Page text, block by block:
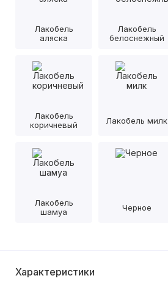
Лакобель
аляска
Лакобель
белоснежный
Лакобель
коричневый
Лакобель милк
Лакобель
шамуа
Черное
Характеристики